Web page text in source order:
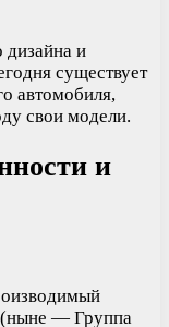
дизайна и
существует
автомобиля,
свои модели.
и
(ныне — Группа